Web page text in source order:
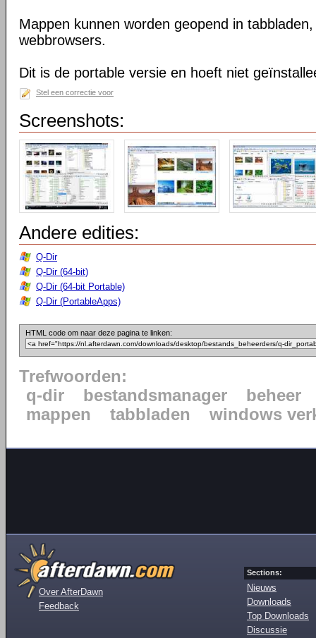
Mappen kunnen worden geopend in
webbrowsers.
Dit is de portable versie en hoeft niet
Stel een correctie voor
Screenshots:
Andere edities:
Q-Dir
Q-Dir (64-bit)
Q-Dir (64-bit Portable)
Q-Dir (PortableApps)
HTML code om naar deze pagina te linken:
Trefwoorden:
q-dir
bestandsmanager
beheer
mappen
tabbladen windows
Over AfterDawn
Feedback
Sections:
Nieuws
Downloads
Top Downloads
Discussie